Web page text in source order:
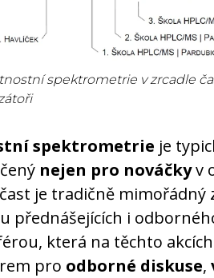
spektrometrie v zrcadle
spektrometrie je
nejen pro nováčkyv
je tradičně mimořádný
přednášejících i
která na těchto akcích
pro odborné diskuse,